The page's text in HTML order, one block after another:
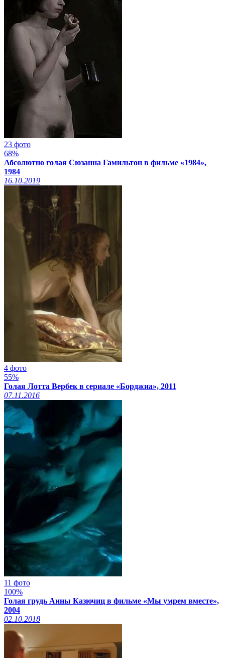
23 фото
68%
Абсолютно голая Сюзанна Гамильтон в фильме «1984»,
1984
16.10.2019
4 фото
55%
Голая Лотта Вербек в сериале «Борджиа», 2011
07.11.2016
11 фото
100%
Голая грудь Анны Казючиц в фильме «Мы умрем вместе»,
2004
02.10.2018